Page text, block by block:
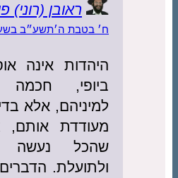
ראובן (רוני)
ח׳ בטבת ה׳תשע״ב בשעה
היהדות אינה
ביופי, חכמה
למיניהם, אלא
מעודדת אותם,
שהכל נעשה
ולתועלת.